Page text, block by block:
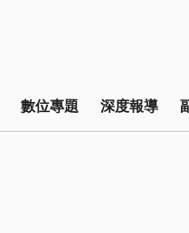
數位專題 深度報導